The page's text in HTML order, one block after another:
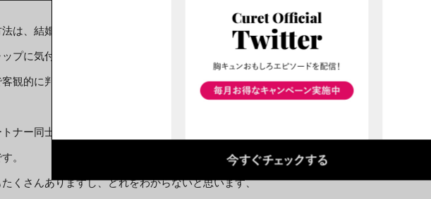
は、結婚相談所を活用する方法です。
プに気付くためには第三者からの意見を貰うのが最も良い方法だからです。
観的に判断することができ、自分では気づいていなかったことにも気づくことができま
ナー同士の恋愛感や相性を、プロが徹底的に分析してからマッチングさせるため、そうい
。
くさんありますし、どれをわからないと思います、